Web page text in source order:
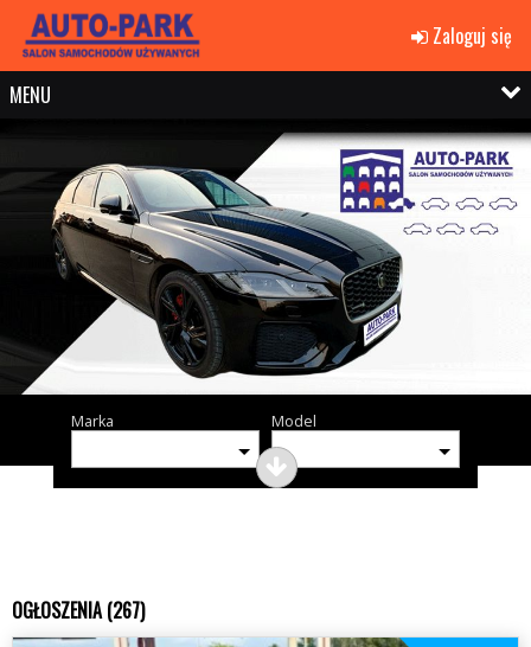
Zaloguj się
MENU
Marka Model
OGŁOSZENIA (267)